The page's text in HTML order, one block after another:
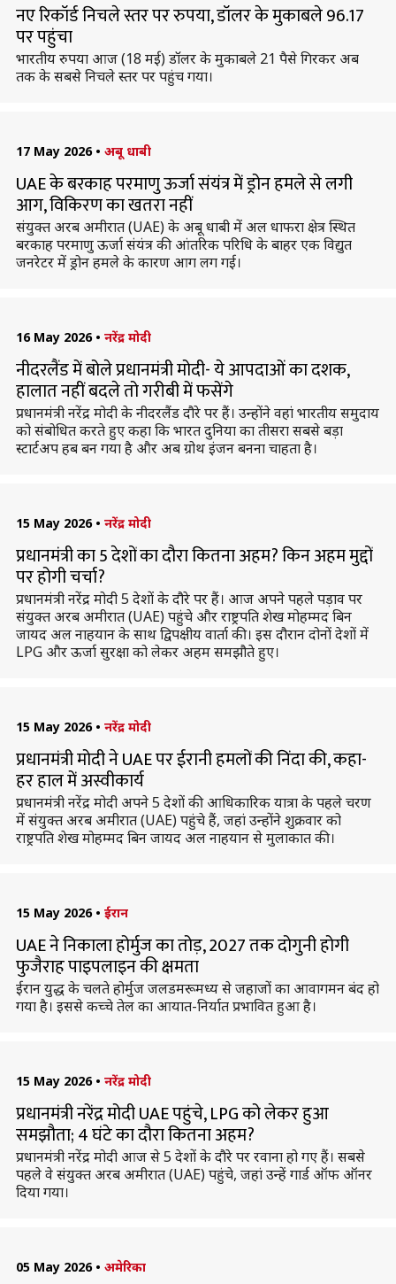
नए रिकॉर्ड निचले स्तर पर रुपया, डॉलर के मुकाबले 96.17
पर पहुंचा
भारतीय रुपया आज (18 मई) डॉलर के मुकाबले 21 पैसे गिरकर अब
तक के सबसे निचले स्तर पर पहुंच गया।
17 May 2026 • अबू धाबी
UAE के बरकाह परमाणु ऊर्जा संयंत्र में ड्रोन हमले से लगी
आग, विकिरण का खतरा नहीं
संयुक्त अरब अमीरात (UAE) के अबू धाबी में अल धाफरा क्षेत्र स्थित
बरकाह परमाणु ऊर्जा संयंत्र की आंतरिक परिधि के बाहर एक विद्युत
जनरेटर में ड्रोन हमले के कारण आग लग गई।
16 May 2026 • नरेंद्र मोदी
नीदरलैंड में बोले प्रधानमंत्री मोदी- ये आपदाओं का दशक,
हालात नहीं बदले तो गरीबी में फसेंगे
प्रधानमंत्री नरेंद्र मोदी के नीदरलैंड दौरे पर हैं। उन्होंने वहां भारतीय समुदाय
को संबोधित करते हुए कहा कि भारत दुनिया का तीसरा सबसे बड़ा
स्टार्टअप हब बन गया है और अब ग्रोथ इंजन बनना चाहता है।
15 May 2026 • नरेंद्र मोदी
प्रधानमंत्री का 5 देशों का दौरा कितना अहम? किन अहम मुद्दों
पर होगी चर्चा?
प्रधानमंत्री नरेंद्र मोदी 5 देशों के दौरे पर हैं। आज अपने पहले पड़ाव पर
संयुक्त अरब अमीरात (UAE) पहुंचे और राष्ट्रपति शेख मोहम्मद बिन
जायद अल नाहयान के साथ द्विपक्षीय वार्ता की। इस दौरान दोनों देशों में
LPG और ऊर्जा सुरक्षा को लेकर अहम समझौते हुए।
15 May 2026 • नरेंद्र मोदी
प्रधानमंत्री मोदी ने UAE पर ईरानी हमलों की निंदा की, कहा-
हर हाल में अस्वीकार्य
प्रधानमंत्री नरेंद्र मोदी अपने 5 देशों की आधिकारिक यात्रा के पहले चरण
में संयुक्त अरब अमीरात (UAE) पहुंचे हैं, जहां उन्होंने शुक्रवार को
राष्ट्रपति शेख मोहम्मद बिन जायद अल नाहयान से मुलाकात की।
15 May 2026 • ईरान
UAE ने निकाला होर्मुज का तोड़, 2027 तक दोगुनी होगी
फुजैराह पाइपलाइन की क्षमता
ईरान युद्ध के चलते होर्मुज जलडमरूमध्य से जहाजों का आवागमन बंद हो
गया है। इससे कच्चे तेल का आयात-निर्यात प्रभावित हुआ है।
15 May 2026 • नरेंद्र मोदी
प्रधानमंत्री नरेंद्र मोदी UAE पहुंचे, LPG को लेकर हुआ
समझौता; 4 घंटे का दौरा कितना अहम?
प्रधानमंत्री नरेंद्र मोदी आज से 5 देशों के दौरे पर रवाना हो गए हैं। सबसे
पहले वे संयुक्त अरब अमीरात (UAE) पहुंचे, जहां उन्हें गार्ड ऑफ ऑनर
दिया गया।
05 May 2026 • अमेरिका